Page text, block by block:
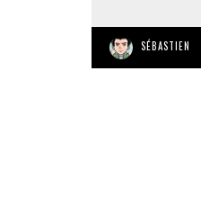
SÉBASTIEN